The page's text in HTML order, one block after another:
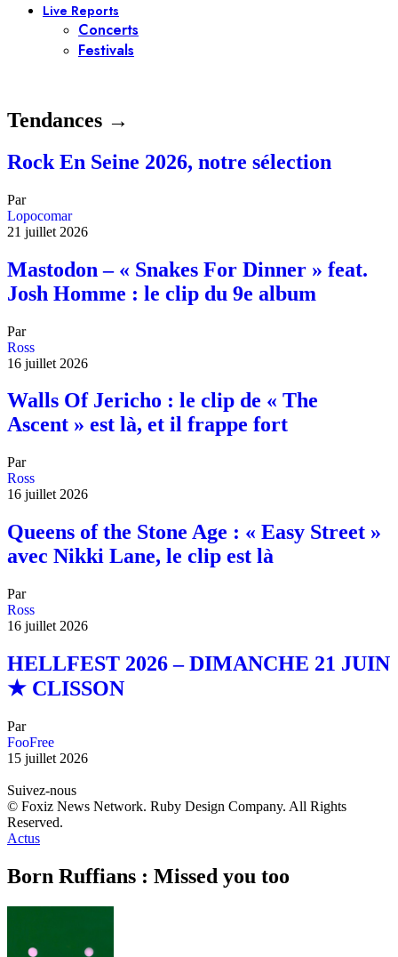
Live Reports
Concerts
Festivals
Tendances →
Rock En Seine 2026, notre sélection
Par
Lopocomar
21 juillet 2026
Mastodon – « Snakes For Dinner » feat.
Josh Homme : le clip du 9e album
Par
Ross
16 juillet 2026
Walls Of Jericho : le clip de « The
Ascent » est là, et il frappe fort
Par
Ross
16 juillet 2026
Queens of the Stone Age : « Easy Street »
avec Nikki Lane, le clip est là
Par
Ross
16 juillet 2026
HELLFEST 2026 – DIMANCHE 21 JUIN
★ CLISSON
Par
FooFree
15 juillet 2026
Suivez-nous
© Foxiz News Network. Ruby Design Company. All Rights
Reserved.
Actus
Born Ruffians : Missed you too